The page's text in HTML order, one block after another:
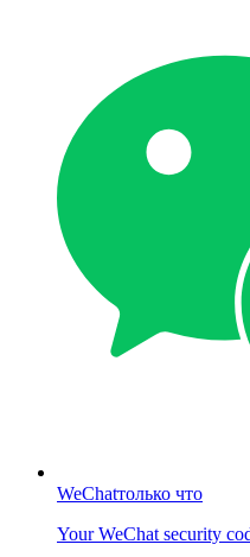
WeChatтолько что
Your WeChat security